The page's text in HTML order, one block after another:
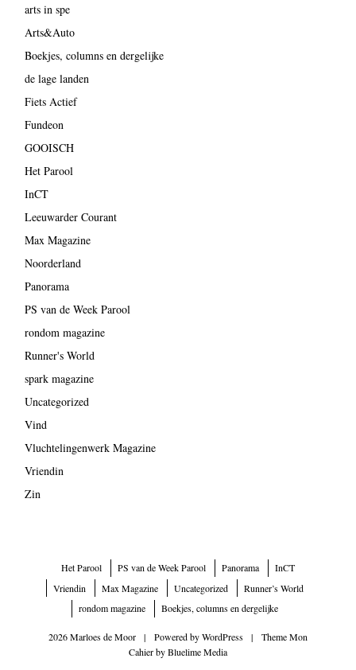
arts in spe
Arts&Auto
Boekjes, columns en dergelijke
de lage landen
Fiets Actief
Fundeon
GOOISCH
Het Parool
InCT
Leeuwarder Courant
Max Magazine
Noorderland
Panorama
PS van de Week Parool
rondom magazine
Runner's World
spark magazine
Uncategorized
Vind
Vluchtelingenwerk Magazine
Vriendin
Zin
Het Parool PS van de Week Parool Panorama
InCT
Vriendin
Max Magazine Uncategorized
Runner’s World
rondom magazine
Boekjes, columns en dergelijke
2026 Marloes de Moor | Powered byWordPress |
Theme Mon
Cahier byBluelime Media